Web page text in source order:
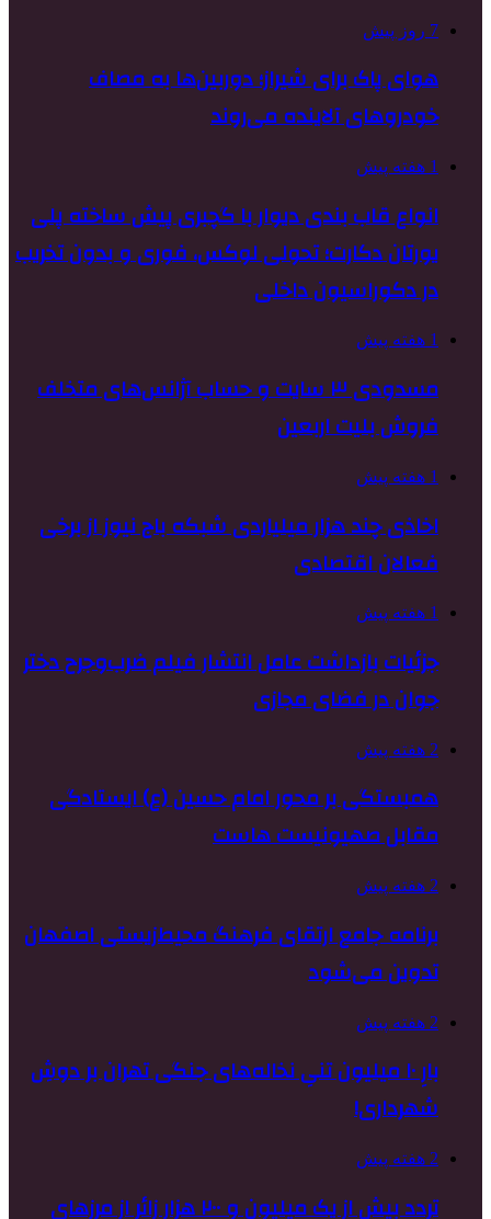
7 روز پیش
هوای پاک برای شیراز؛ دوربین‌ها به مصاف
خودروهای آلاینده می‌روند
1 هفته پیش
انواع قاب بندی دیوار با گچبری پیش ساخته پلی
یورتان دکارت؛ تحولی لوکس، فوری و بدون تخریب
در دکوراسیون داخلی
1 هفته پیش
مسدودی ۳ سایت و حساب آژانس‌های متخلف
فروش بلیت اربعین
1 هفته پیش
اخاذی چند هزار میلیاردی شبکه باج نیوز از برخی
فعالان اقتصادی
1 هفته پیش
جزئیات بازداشت عامل انتشار فیلم ضرب‌وجرح دختر
جوان در فضای مجازی
2 هفته پیش
همبستگی بر محور امام حسین (ع) ایستادگی
مقابل صهیونیست هاست
2 هفته پیش
برنامه جامع ارتقای فرهنگ محیط‌زیستی اصفهان
تدوین می‌شود
2 هفته پیش
بارِ ۱۰ میلیون تنیِ نخاله‌های جنگی تهران بر دوشِ
شهرداری!
2 هفته پیش
تردد بیش از یک میلیون و ۲۰۰ هزار زائر از مرزهای